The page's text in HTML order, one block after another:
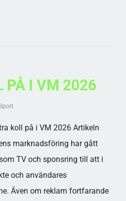
PÅ I VM 2026
koll på i VM 2026 Artikeln
marknadsföring har gått
TV och sponsring till att i
och användares
Även om reklam fortfarande